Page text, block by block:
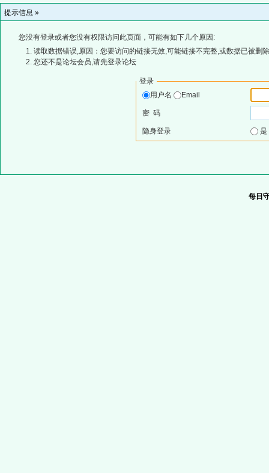
提示信息 »
您没有登录或者您没有权限访问此页面，可能有如下几个原因:
读取数据错误,原因：您要访问的链接无效,可能链接不完整,或数据已被删
您还不是论坛会员,请先登录论坛
登录
用户名
Email
密 码
隐身登录
每日